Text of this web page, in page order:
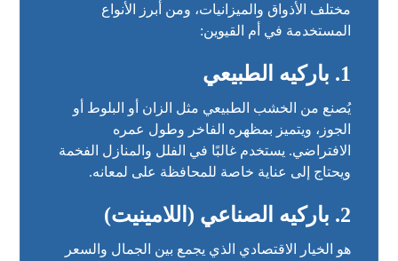
مختلف الأذواق والميزانيات، ومن أبرز الأنواع
المستخدمة في أم القيوين:
1. باركيه الطبيعي
يُصنع من الخشب الطبيعي مثل الزان أو البلوط أو
الجوز، ويتميز بمظهره الفاخر وطول عمره
الافتراضي. يستخدم غالبًا في الفلل والمنازل الفخمة
ويحتاج إلى عناية خاصة للمحافظة على لمعانه.
2. باركيه الصناعي (اللامينيت)
هو الخيار الاقتصادي الذي يجمع بين الجمال والسعر